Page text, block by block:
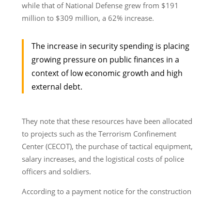
while that of National Defense grew from $191
million to $309 million, a 62% increase.
The increase in security spending is placing
growing pressure on public finances in a
context of low economic growth and high
external debt.
They note that these resources have been allocated
to projects such as the Terrorism Confinement
Center (CECOT), the purchase of tactical equipment,
salary increases, and the logistical costs of police
officers and soldiers.
According to a payment notice for the construction